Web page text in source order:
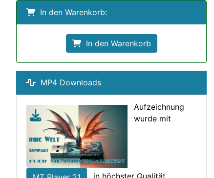
In den Warenkorb:
In den Warenkorb
MP4 Downloads
Aufzeichnung
wurde mit